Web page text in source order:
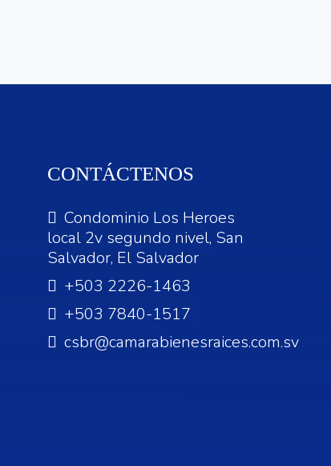
CONTÁCTENOS
Condominio Los Heroes
local 2v segundo nivel, San
Salvador, El Salvador
+503 2226-1463
+503 7840-1517
csbr@camarabienesraices.com.sv